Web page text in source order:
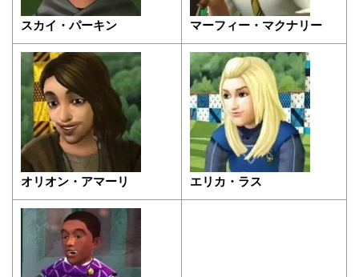
スカイ・パーキン マーフィー・マクナリー
オリオン・アマーリ エリカ・ラス